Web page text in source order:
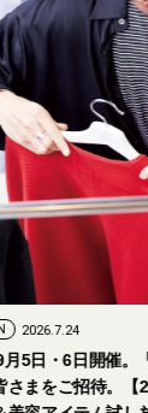
】パリ発「イジ
ャットストリート